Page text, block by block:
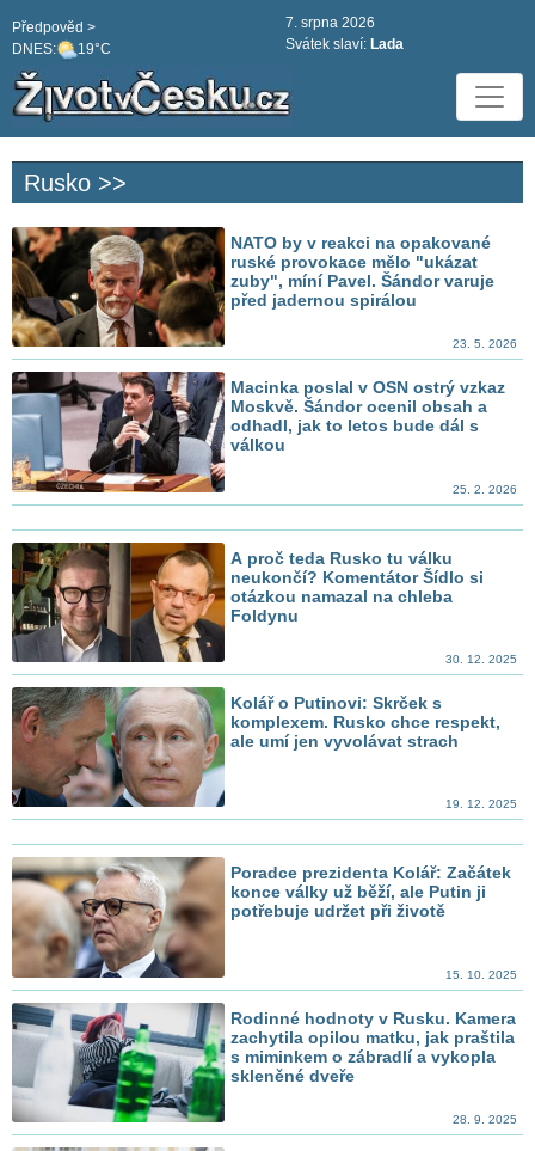
DNES: 19°C
Předpověd >
7. srpna 2026
Svátek slaví: Lada
Rusko >>
NATO by v reakci na opakované
ruské provokace mělo "ukázat
zuby", míní Pavel. Šándor varuje
před jadernou spirálou
23. 5. 2026
Macinka poslal v OSN ostrý vzkaz
Moskvě. Šándor ocenil obsah a
odhadl, jak to letos bude dál s
válkou
25. 2. 2026
A proč teda Rusko tu válku
neukončí? Komentátor Šídlo si
otázkou namazal na chleba
Foldynu
30. 12. 2025
Kolář o Putinovi: Skrček s
komplexem. Rusko chce respekt,
ale umí jen vyvolávat strach
19. 12. 2025
Poradce prezidenta Kolář: Začátek
konce války už běží, ale Putin ji
potřebuje udržet při životě
15. 10. 2025
Rodinné hodnoty v Rusku. Kamera
zachytila opilou matku, jak praštila
s miminkem o zábradlí a vykopla
skleněné dveře
28. 9. 2025